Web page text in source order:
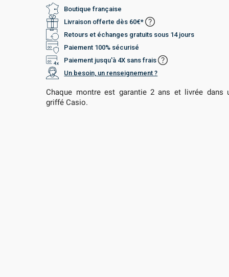
Boutique française
Livraison offerte dès 60€*
Retours et échanges gratuits sous 14 jours
Paiement 100% sécurisé
Paiement jusqu'à 4X sans frais
Un besoin, un renseignement ?
Chaque montre est garantie 2 ans et livrée dans
griffé Casio.